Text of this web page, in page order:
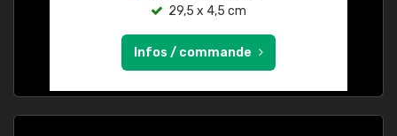
29,5 x 4,5 cm
Infos / commande